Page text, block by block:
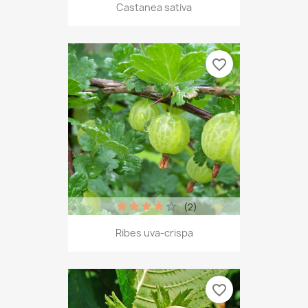
Castanea sativa
Ribes uva-crispa
(2)
favorite_border
favorite_border